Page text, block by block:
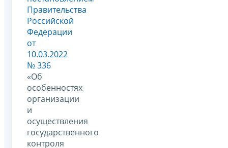
Правительства
Российской
Федерации
от
10.03.2022
№ 336
«Об
особенностях
организации
и
осуществления
государственного
контроля